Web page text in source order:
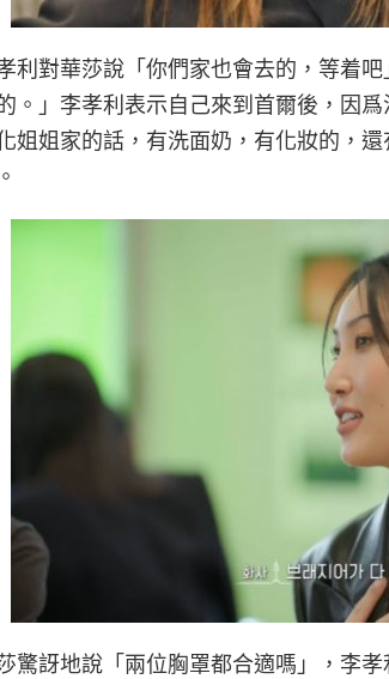
利對華莎說「你們家也會去的，等着
。」李孝利表示自己來到首爾後，因
姐姐家的話，有洗面奶，有化妝的，
驚訝地說「兩位胸罩都合適嗎」，李